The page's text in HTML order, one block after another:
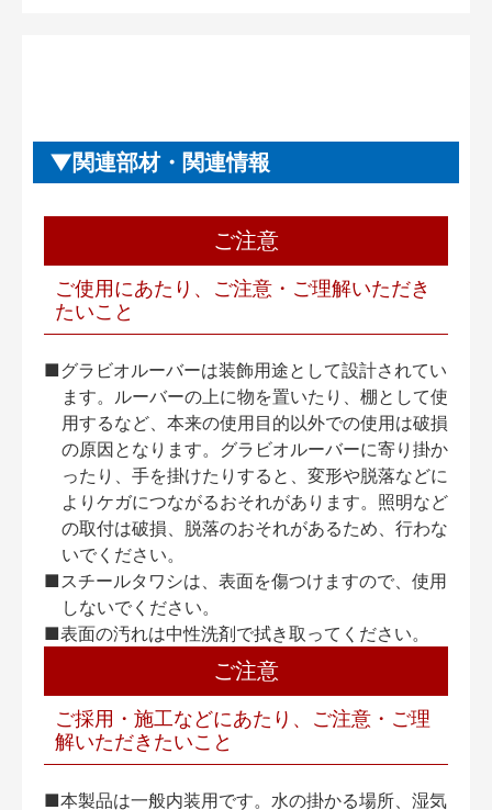
関連部材・関連情報
ご注意
ご使用にあたり、ご注意・ご理解いただき
たいこと
■グラビオルーバーは装飾用途として設計されてい
ます。ルーバーの上に物を置いたり、棚として使
用するなど、本来の使用目的以外での使用は破損
の原因となります。グラビオルーバーに寄り掛か
ったり、手を掛けたりすると、変形や脱落などに
よりケガにつながるおそれがあります。照明など
の取付は破損、脱落のおそれがあるため、行わな
いでください。
■スチールタワシは、表面を傷つけますので、使用
しないでください。
■表面の汚れは中性洗剤で拭き取ってください。
ご注意
ご採用・施工などにあたり、ご注意・ご理
解いただきたいこと
■本製品は一般内装用です。水の掛かる場所、湿気